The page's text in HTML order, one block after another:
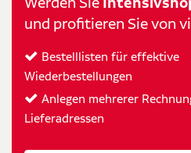
und profitieren Sie von
Bestelllisten für effektive
Wiederbestellungen
Anlegen mehrerer
Lieferadressen